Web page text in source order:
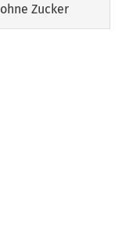
ohne Zucker